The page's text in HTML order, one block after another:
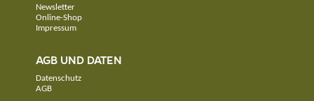
Newsletter
Online-Shop
Impressum
AGB UND DATEN
Datenschutz
AGB